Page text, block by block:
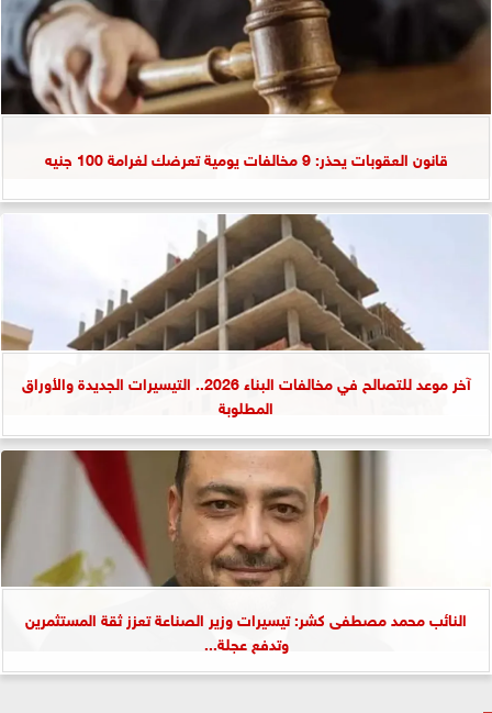
قانون العقوبات يحذر: 9 مخالفات يومية تعرضك لغرامة 100 جنيه
آخر موعد للتصالح في مخالفات البناء 2026.. التيسيرات الجديدة والأوراق
المطلوبة
النائب محمد مصطفى كشر: تيسيرات وزير الصناعة تعزز ثقة المستثمرين
وتدفع عجلة...